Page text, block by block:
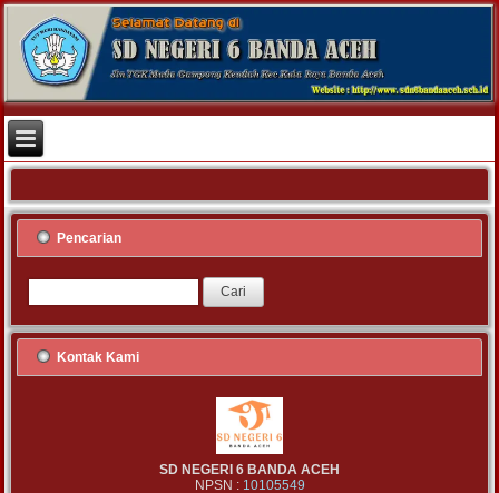
Pencarian
Kontak Kami
SD NEGERI 6 BANDA ACEH
NPSN : 10105549